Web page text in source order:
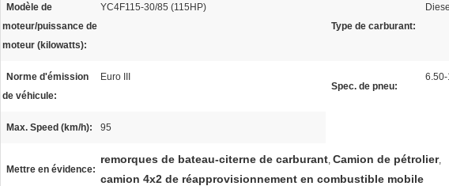
Modèle de
moteur/puissance de
moteur (kilowatts):
YC4F115-30/85 (115HP)
Type de carburant:
Diesel
Norme d'émission
de véhicule:
Euro III
Spec. de pneu:
6.50-
Max. Speed (km/h): 95
Mettre en évidence:
remorques de bateau-citerne de carburant, Camion de pétrolier,
camion 4x2 de réapprovisionnement en combustible mobile